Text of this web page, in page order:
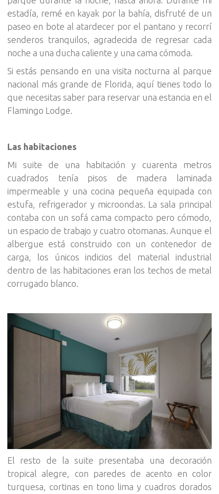
estadía, remé en kayak por la bahía, disfruté de un
paseo en bote al atardecer por el pantano y recorrí
senderos tranquilos, agradecida de regresar cada
noche a una ducha caliente y una cama cómoda.
Si estás pensando en una visita nocturna al parque
nacional más grande de Florida, aquí tienes todo lo
que necesitas saber para reservar una estancia en el
Flamingo Lodge.
Las habitaciones
Mi suite de una habitación y cuarenta metros
cuadrados tenía pisos de madera laminada
impermeable y una cocina pequeña equipada con
estufa, refrigerador y microondas. La sala principal
contaba con un sofá cama compacto pero cómodo,
un espacio de trabajo y cuatro otomanas. Aunque el
albergue está construido con un contenedor de
carga, los únicos indicios del material industrial
dentro de las habitaciones eran los techos de metal
corrugado blanco.
El resto de la suite presentaba una decoración
tropical alegre, con paredes de acento en color
turquesa, cortinas en tono lima y cuadros dorados